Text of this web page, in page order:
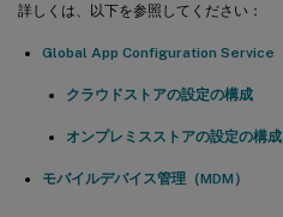
詳しくは、以下を参照してください：
Global App Configuration Service
クラウドストアの設定の構成
オンプレミスストアの設定の構成
モバイルデバイス管理（MDM）